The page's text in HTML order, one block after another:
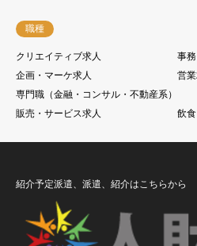
職種
クリエイティブ求人
事
企画・マーケ求人
営業
専門職（金融・コンサル・不動産系）
販売・サービス求人
飲
紹介予定派遣、派遣、紹介はこちらから